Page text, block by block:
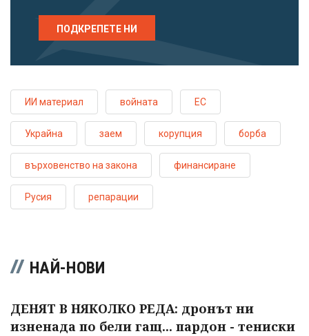
ПОДКРЕПЕТЕ НИ
ИИ материал войната ЕС
Украйна заем корупция борба
върховенство на закона финансиране
Русия репарации
НАЙ-НОВИ
ДЕНЯТ В НЯКОЛКО РЕДА: дронът ни
изненада по бели гащ... пардон - тениски